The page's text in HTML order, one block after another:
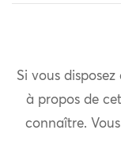
Si vous
à propos de
connaître.